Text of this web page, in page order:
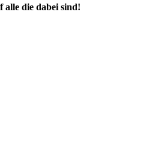
alle die dabei sind!